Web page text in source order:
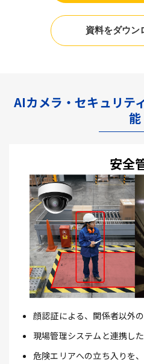
資料をダウン
AIカメラ・セキュリテ
能
安全
顔認証による、関係者以外
現場管理システムと連携し
危険エリアへの立ち入りを